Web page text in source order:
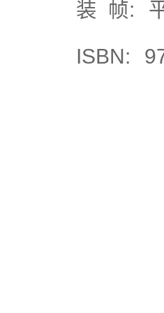
装 帧:
ISBN: